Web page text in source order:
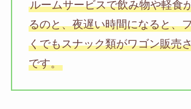
ルームサービスで飲み物や軽食
るのと、夜遅い時間になると、
くでもスナック類がワゴン販売
です。